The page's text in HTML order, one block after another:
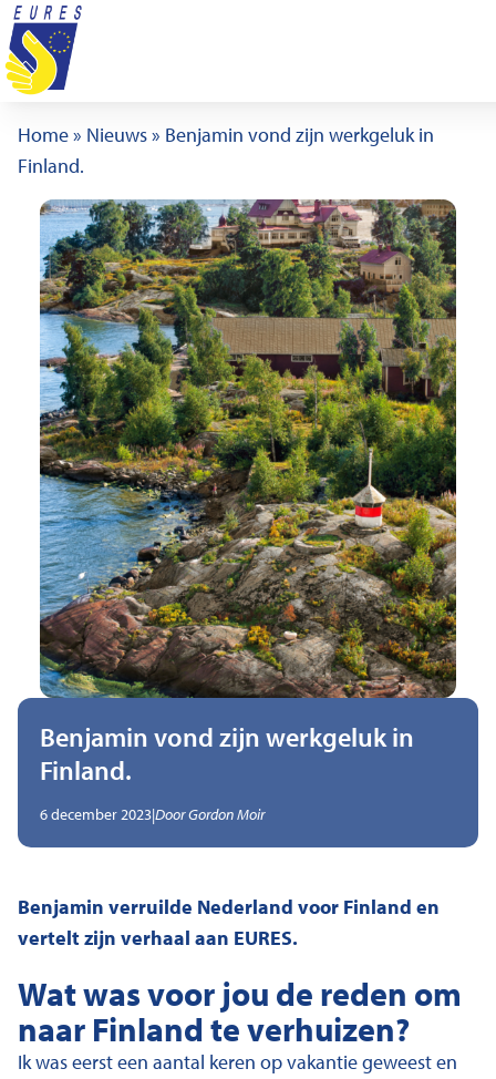
Ga naar de inhoud
Home» Nieuws» Benjamin vond zijn werkgeluk in
Finland.
Benjamin vond zijn werkgeluk in
Finland.
6 december 2023|
, Geschreven door
DoorGordon Moir
Benjamin verruilde Nederland voor Finland en
vertelt zijn verhaal aan EURES.
Wat was voor jou de reden om
naar Finland te verhuizen?
Ik was eerst een aantal keren op vakantie geweest en